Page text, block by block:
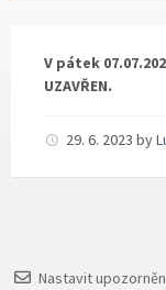
V pátek
UZAVŘEN.
29. 6. 2023 by
Nastavit